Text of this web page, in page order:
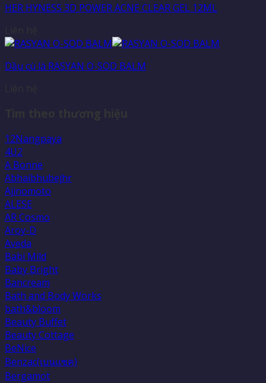
HER HYNESS 3D POWER ACNE CLEAR GEL 12ML
Dầu cù là RASYAN O-SOD BALM
12Nangpaya
4U2
A Bonne
Abhaibhubejhr
Ajinomoto
ALESE
AR Cosmo
Aroy-D
Aveda
Babi Mild
Baby Bright
Bancream
Bath and Body Works
bath&bloom
Beauty Buffet
Beauty Cottage
BeNice
Benzac(เบนเเซค)
Bergamot